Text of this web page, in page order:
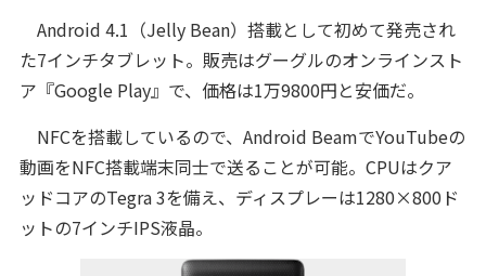
Android 4.1（Jelly Bean）搭載として初めて発売され
た7インチタブレット。販売はグーグルのオンラインスト
ア『Google Play』で、価格は1万9800円と安価だ。
NFCを搭載しているので、Android BeamでYouTubeの
動画をNFC搭載端末同士で送ることが可能。CPUはクア
ッドコアのTegra 3を備え、ディスプレーは1280×800ド
ットの7インチIPS液晶。